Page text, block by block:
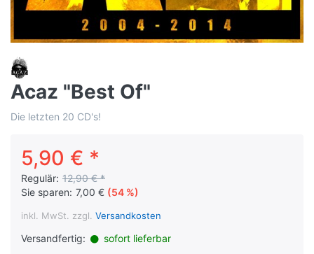
Acaz "Best Of"
Die letzten 20 CD's!
5,90 € *
Regulär: 12,90 € *
Sie sparen: 7,00 € (54 %)
inkl. MwSt. zzgl. Versandkosten
Versandfertig: sofort lieferbar